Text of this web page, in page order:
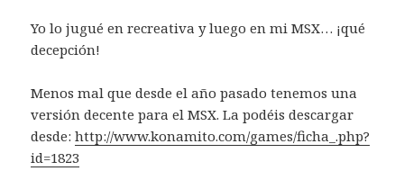
Yo lo jugué en recreativa y luego en mi MSX… ¡qué
decepción!
Menos mal que desde el año pasado tenemos una
versión decente para el MSX. La podéis descargar
desde:http://www.konamito.com/games/ficha_.php?
id=1823